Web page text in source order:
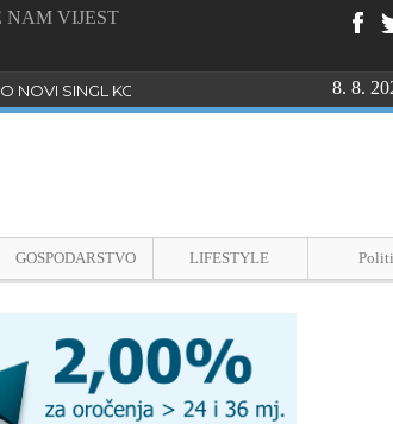
NAM VIJEST
NOVI SINGL KOJI PROGOVARA O BULLYINGU
8. 8.
GOSPODARSTVO LIFESTYLE